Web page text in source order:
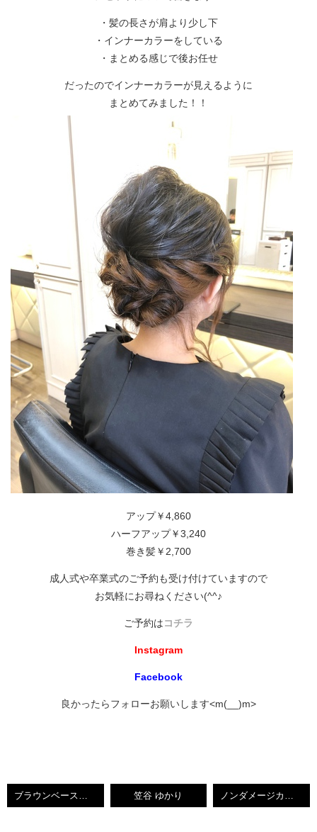
・髪の長さが肩より少し下
・インナーカラーをしている
・まとめる感じで後お任せ
だったのでインナーカラーが見えるように
まとめてみました！！
アップ￥4,860
ハーフアップ￥3,240
巻き髪￥2,700
成人式や卒業式のご予約も受け付けていますので
お気軽にお尋ねください(^^♪
ご予約はコチラ
Instagram
Facebook
良かったらフォローお願いします<m(__)m>
ブラウンベースにちょっと紫を・BLAZEゆかり【小倉南区守恒美容室】 笠谷 ゆかり ノンダメージカラーとショートボブ・BLAZEゆかり【小倉南区守恒美容室】